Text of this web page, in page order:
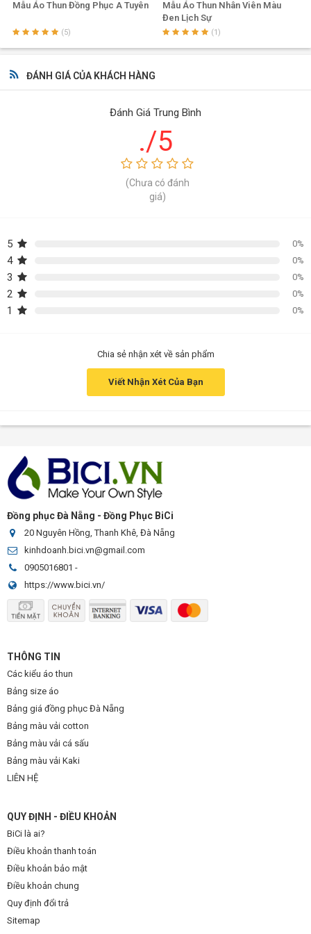
Mẫu Áo Thun Đồng Phục A Tuyên
(5)
Mẫu Áo Thun Nhân Viên Màu
Đen Lịch Sự
(1)
ĐÁNH GIÁ CỦA KHÁCH HÀNG
Đánh Giá Trung Bình
./5
(Chưa có đánh
giá)
5 0%
4 0%
3 0%
2 0%
1 0%
Chia sẻ nhận xét về sản phẩm
Viết Nhận Xét Của Bạn
Đồng phục Đà Nẵng - Đồng Phục BiCi
20 Nguyên Hồng, Thanh Khê, Đà Nẵng
kinhdoanh.bici.vn@gmail.com
0905016801 -
https://www.bici.vn/
THÔNG TIN
Các kiểu áo thun
Bảng size áo
Bảng giá đồng phục Đà Nẵng
Bảng màu vải cotton
Bảng màu vải cá sấu
Bảng màu vải Kaki
LIÊN HỆ
QUY ĐỊNH - ĐIỀU KHOẢN
BiCi là ai?
Điều khoản thanh toán
Điều khoản bảo mật
Điều khoản chung
Quy định đổi trả
Sitemap